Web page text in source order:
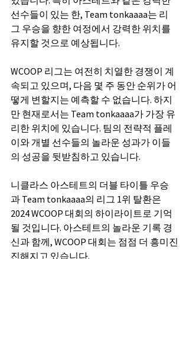
선수들이 있는 한, Team tonkaaaa는 리
그 우승을 향한 여정에서 강력한 위치를
유지할 것으로 예상됩니다.
WCOOP 리그는 여전히 치열한 경쟁이 계
속되고 있으며, 다음 몇 주 동안 순위가 어
떻게 변할지는 예측할 수 없습니다. 하지
만 현재로서는 Team tonkaaaa가 가장 유
리한 위치에 있습니다. 팀의 전략적 플레
이와 개별 선수들의 놀라운 성과가 이들
의 성공을 뒷받침하고 있습니다.
니클라스 아스테트의 더블 타이틀 우승
과 Team tonkaaaa의 리그 1위 탈환은
2024 WCOOP 대회의 하이라이트로 기억
될 것입니다. 아스테트의 놀라운 기록 경
신과 함께, WCOOP 대회는 점점 더 흥미진
진해지고 있습니다.